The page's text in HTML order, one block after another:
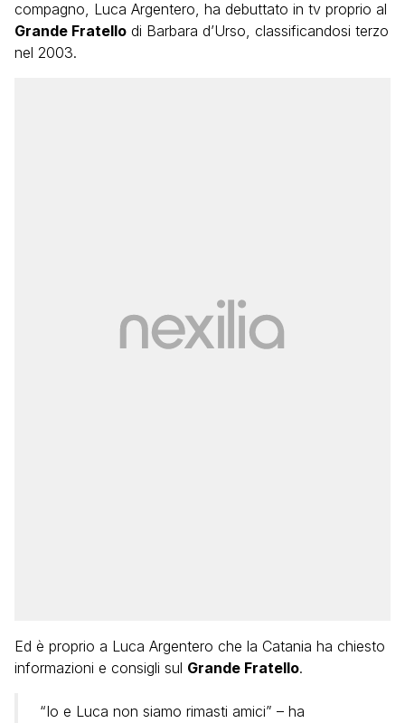
compagno, Luca Argentero, ha debuttato in tv proprio al
Grande Fratello di Barbara d’Urso, classificandosi terzo
nel 2003.
Ed è proprio a Luca Argentero che la Catania ha chiesto
informazioni e consigli sul Grande Fratello.
“Io e Luca non siamo rimasti amici” – ha